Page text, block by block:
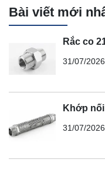
Bài viết mới
Rắc co
31/07/2026
Khớp
31/07/2026